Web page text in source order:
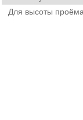
Для высоты